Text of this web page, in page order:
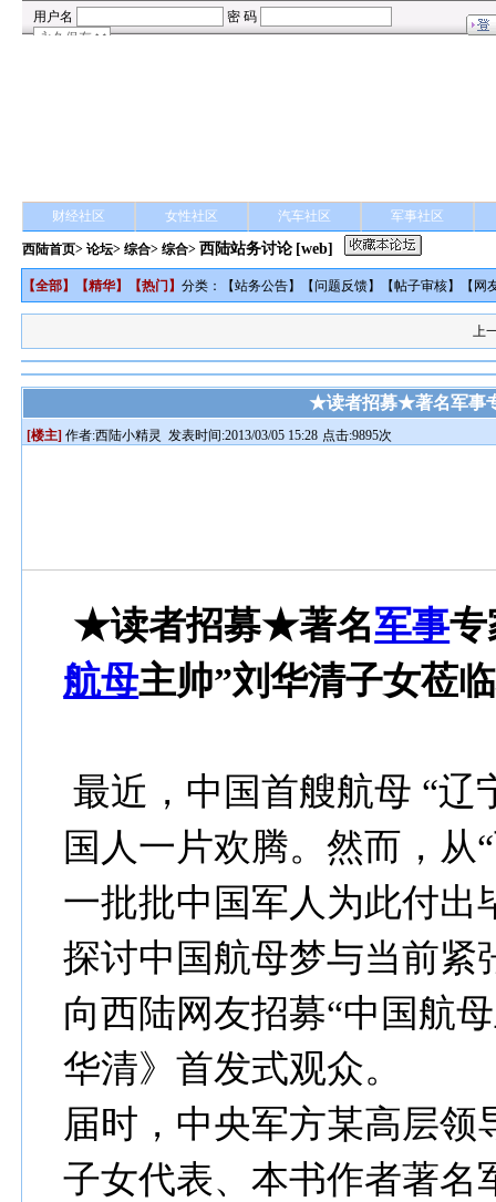
财经社区 女性社区 汽车社区 军事社区
西陆首页>论坛>综合> 综合> 西陆站务讨论 [web]
【全部】【精华】【热门 】分类：【站务公告】【问题反馈】【帖子审核】【 网
上
★读者招募★著名军事
[楼主] 作者:西陆小精灵 发表时间:2013/03/05 15:28 点击:9895次
★读者招募★著名军事专
航母主帅”刘华清子女莅
最近，中国首艘航母 “辽
国人一片欢腾。然而，从
一批批中国军人为此付出
探讨中国航母梦与当前紧
向西陆网友招募“中国航
华清》首发式观众。
届时，中央军方某高层
子女代表、本书作者著名